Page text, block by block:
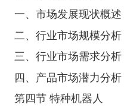
一、市场发展现状概述
二、行业市场规模分析
三、行业市场需求分析
四、产品市场潜力分析
第四节 特种机器人